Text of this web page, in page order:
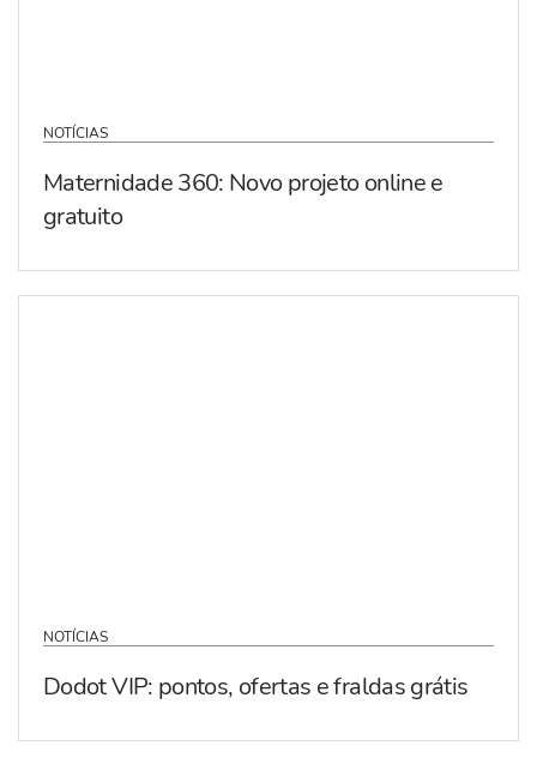
NOTÍCIAS
Maternidade 360: Novo projeto online e
gratuito
NOTÍCIAS
Dodot VIP: pontos, ofertas e fraldas grátis